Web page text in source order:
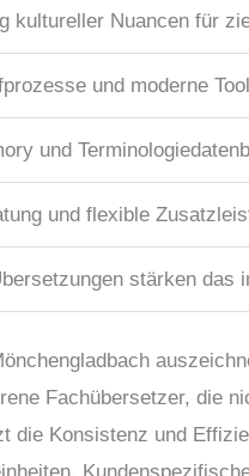
kultureller Nuancen für
und moderne
und
und flexible
stärken das
Fachübersetzer, die
die Konsistenz und